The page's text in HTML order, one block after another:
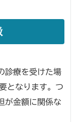
診療を受けた場
となります。つ
が金額に関係な